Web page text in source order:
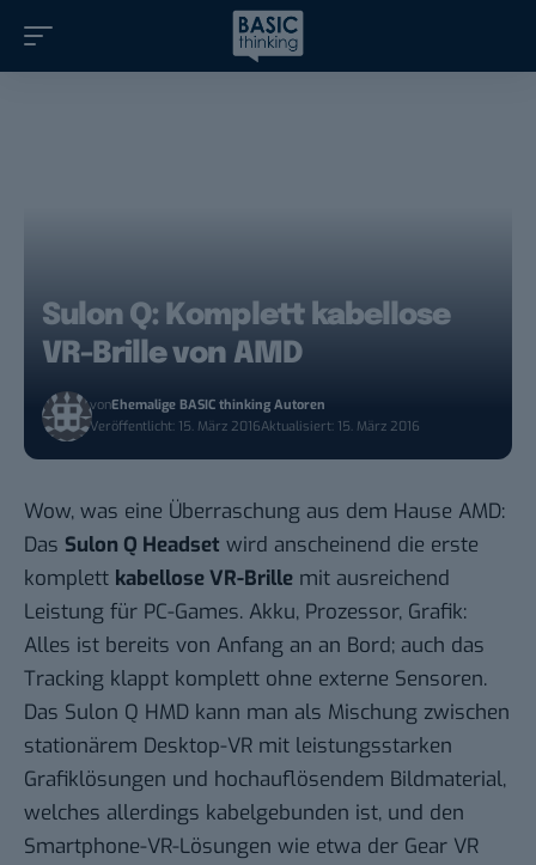
Sulon Q: Komplett kabellose
VR-Brille von AMD
vonEhemalige BASIC thinking Autoren
Veröffentlicht: 15. März 2016Aktualisiert: 15. März 2016
Wow, was eine Überraschung aus dem Hause AMD:
Das Sulon Q Headset wird anscheinend die erste
komplett kabellose VR-Brille mit ausreichend
Leistung für PC-Games. Akku, Prozessor, Grafik:
Alles ist bereits von Anfang an an Bord; auch das
Tracking klappt komplett ohne externe Sensoren.
Das Sulon Q HMD kann man als Mischung zwischen
stationärem Desktop-VR mit leistungsstarken
Grafiklösungen und hochauflösendem Bildmaterial,
welches allerdings kabelgebunden ist, und den
Smartphone-VR-Lösungen wie etwa der Gear VR